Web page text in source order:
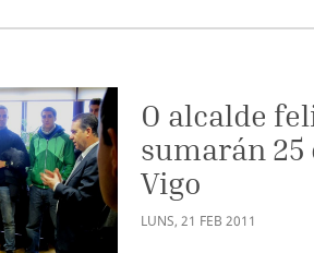
O alcalde
sumarán 25
Vigo
LUNS,21 FEB 2011